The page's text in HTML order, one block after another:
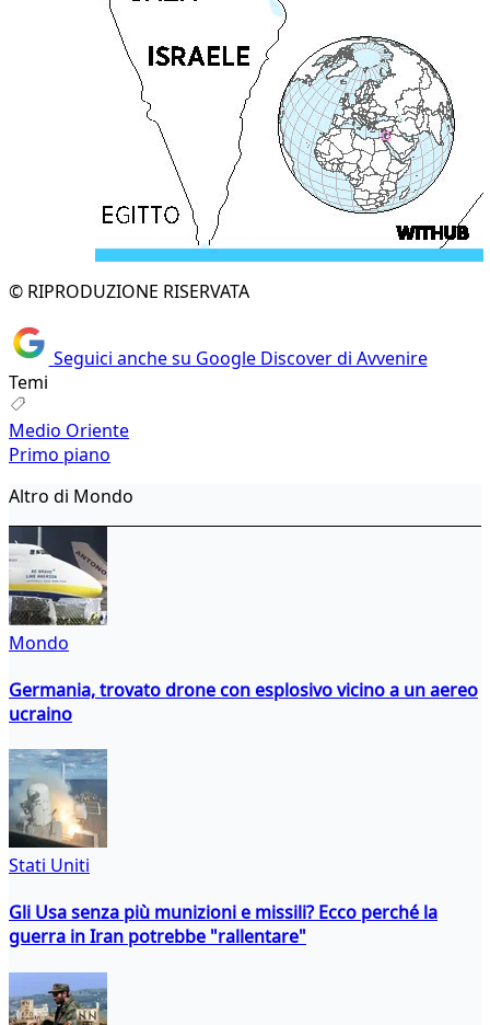
© RIPRODUZIONE RISERVATA
Seguici anche su Google Discover di Avvenire
Temi
Medio Oriente
Primo piano
Altro di Mondo
Mondo
Germania, trovato drone con esplosivo vicino a un aereo
ucraino
Stati Uniti
Gli Usa senza più munizioni e missili? Ecco perché la
guerra in Iran potrebbe "rallentare"